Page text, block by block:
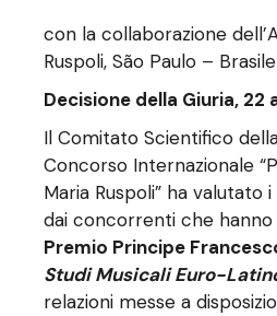
con la collaborazione
Ruspoli, São Paulo – Brasile
Decisione della Giuria, 22
Il Comitato Scientifico
Concorso Internazionale
Maria Ruspoli” ha valutato
dai concorrenti che
Premio Principe
Studi Musicali Euro-
relazioni messe a